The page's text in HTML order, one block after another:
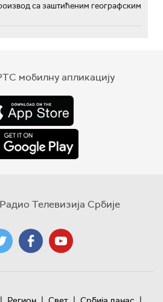
са заштићеним географским
мобилну апликацију
Радио Телевизија Србије